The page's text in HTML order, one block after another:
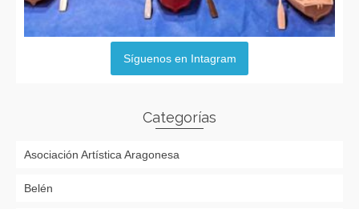
Síguenos en Intagram
Categorías
Asociación Artística Aragonesa
Belén